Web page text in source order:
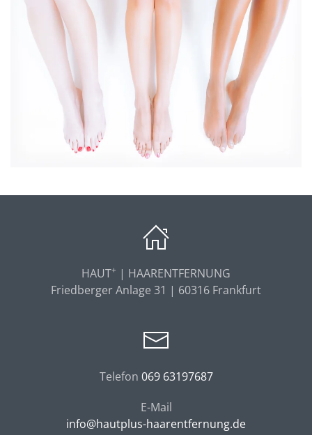
HAUT+ | HAARENTFERNUNG
Friedberger Anlage 31 | 60316 Frankfurt
Telefon 069 63197687
E-Mail
info@hautplus-haarentfernung.de